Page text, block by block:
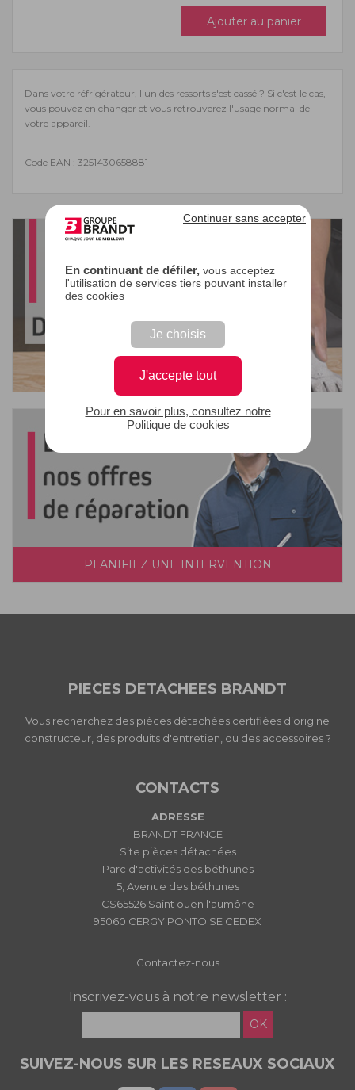
En continuant de défiler,vous acceptez
l'utilisation de services tiers pouvant installer
des cookies
Je choisis
J'accepte tout
Continuer sans accepter
Pour en savoir plus, consultez notre
Politique de cookies
Ajouter au panier
Dans votre réfrigérateur, l'un des ressorts s'est cassé ? Si c'est le cas,
vous pouvez en changer et vous retrouverez l'usage normal de
votre appareil.
Code EAN : 3251430658881
PLANIFIEZ UNE INTERVENTION
PIECES DETACHEES BRANDT
Vous recherchez des pièces détachées certifiées d’origine
constructeur, des produits d'entretien, ou des accessoires ?
CONTACTS
ADRESSE
BRANDT FRANCE
Site pièces détachées
Parc d'activités des béthunes
5, Avenue des béthunes
CS65526 Saint ouen l'aumône
95060 CERGY PONTOISE CEDEX
Contactez-nous
Inscrivez-vous à notre newsletter :
OK
SUIVEZ-NOUS SUR LES RESEAUX SOCIAUX